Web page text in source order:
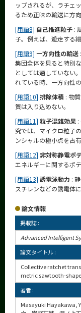
ップされるが、ラチェ
るため正味の輸送に方向
[用語8] 自己推進粒子 :
子。例えば、遊走する
[用語9] 一方向性の輸送
集団全体を見ると特別
としては適していない
れている時、一方向性の
[用語10] 排除体積 : 物
質は入り込めない。
[用語11] 粒子混雑効果 :
究では、マイクロ粒子
ンシャルの極小点を占
[用語12] 非対称静電ポ
エネルギーに関するポテ
[用語13] 誘電泳動力 :
スチレンなどの誘電体に
論文情報
掲載誌 :
Advanced Intelligent
論文タイトル :
Collective ratchet
metric sawtooth-
著者 :
Masayuki Hayakawa,